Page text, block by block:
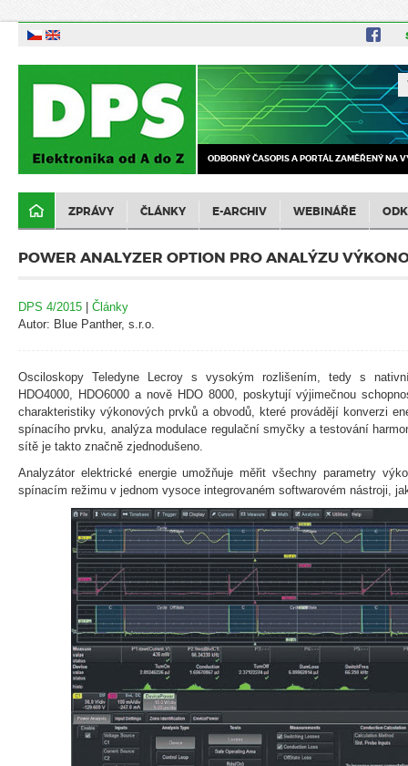
ODBORNÝ ČASOPIS A PORTÁL ZAMĚŘENÝ NA
ZPRÁVY ČLÁNKY E-ARCHIV WEBINÁŘE
POWER ANALYZER OPTION PRO ANALÝZU
DPS 4/2015 | Články
Autor: Blue Panther, s.r.o.
Osciloskopy Teledyne Lecroy s vysokým rozlišením, tedy s
HDO4000, HDO6000 a nově HDO 8000, poskytují výjimečnou
charakteristiky výkonových prvků a obvodů, které provádějí konverzi
spínacího prvku, analýza modulace regulační smyčky a testování
sítě je takto značně zjednodušeno.
Analyzátor elektrické energie umožňuje měřit všechny parametry
spínacím režimu v jednom vysoce integrovaném softwarovém nástroji,